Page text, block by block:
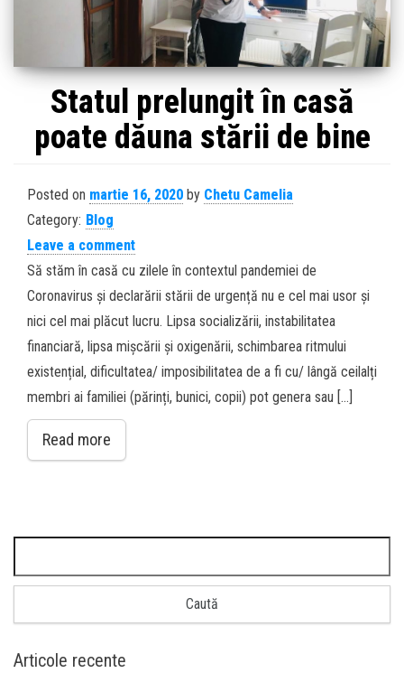
Statul prelungit în casă
poate dăuna stării de bine
Posted on martie 16, 2020 by Chetu Camelia
Category: Blog
Leave a comment
Să stăm în casă cu zilele în contextul pandemiei de
Coronavirus și declarării stării de urgență nu e cel mai usor și
nici cel mai plăcut lucru. Lipsa socializării, instabilitatea
financiară, lipsa mișcării și oxigenării, schimbarea ritmului
existențial, dificultatea/ imposibilitatea de a fi cu/ lângă ceilalți
membri ai familiei (părinți, bunici, copii) pot genera sau […]
Read more
Articole recente